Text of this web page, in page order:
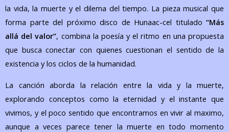
la vida, la muerte y el dilema del tiempo. La pieza musical que
forma parte del próximo disco de Hunaac-cel titulado “Más
allá del valor”, combina la poesía y el ritmo en una propuesta
que busca conectar con quienes cuestionan el sentido de la
existencia y los ciclos de la humanidad.
La canción aborda la relación entre la vida y la muerte,
explorando conceptos como la eternidad y el instante que
vivimos, y el poco sentido que encontramos en vivir al maximo,
aunque a veces parece tener la muerte en todo momento